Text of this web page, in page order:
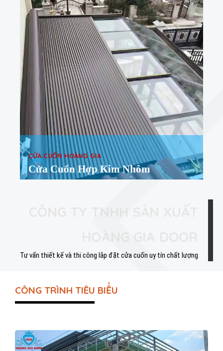
CỬA CUỐN HOÀNG GIA
Cửa Cuốn Hợp Kim Nhôm
Tư vấn thiết kế và thi công lắp đặt cửa cuốn uy tín chất lượng
CÔNG TRÌNH TIÊU BIỂU